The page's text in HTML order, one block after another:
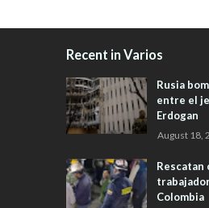
Recent in Varios
Rusia
entre el
Erdogan
August 18,
Rescatan
Colombia